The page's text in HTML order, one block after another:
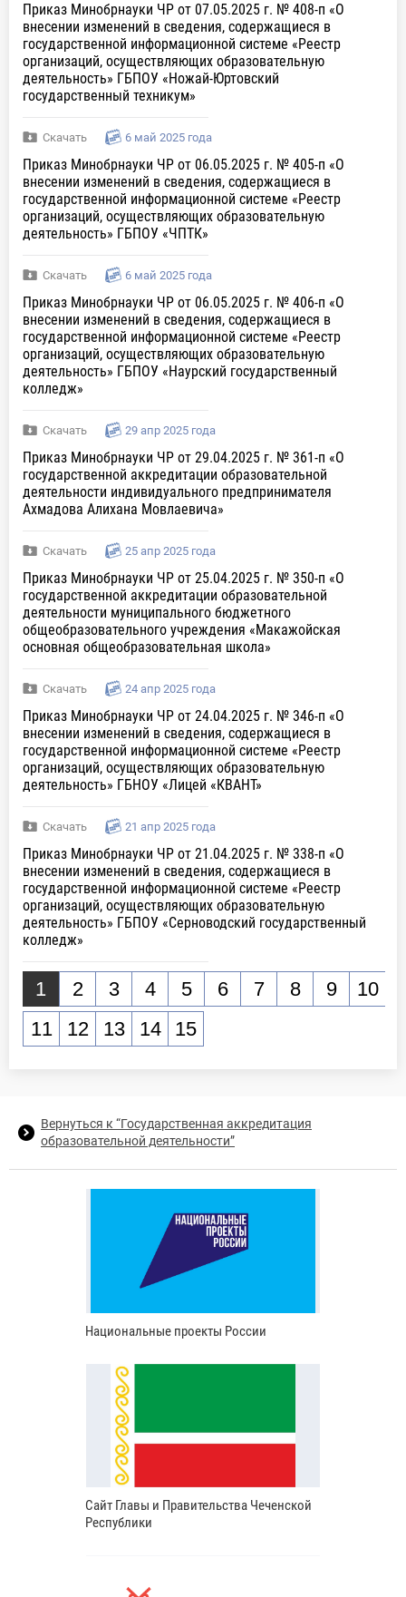
Приказ Минобрнауки ЧР от 07.05.2025 г. № 408-п «О
внесении изменений в сведения, содержащиеся в
государственной информационной системе «Реестр
организаций, осуществляющих образовательную
деятельность» ГБПОУ «Ножай-Юртовский
государственный техникум»
Скачать 6 май 2025 года
Приказ Минобрнауки ЧР от 06.05.2025 г. № 405-п «О
внесении изменений в сведения, содержащиеся в
государственной информационной системе «Реестр
организаций, осуществляющих образовательную
деятельность» ГБПОУ «ЧПТК»
Скачать 6 май 2025 года
Приказ Минобрнауки ЧР от 06.05.2025 г. № 406-п «О
внесении изменений в сведения, содержащиеся в
государственной информационной системе «Реестр
организаций, осуществляющих образовательную
деятельность» ГБПОУ «Наурский государственный
колледж»
Скачать 29 апр 2025 года
Приказ Минобрнауки ЧР от 29.04.2025 г. № 361-п «О
государственной аккредитации образовательной
деятельности индивидуального предпринимателя
Ахмадова Алихана Мовлаевича»
Скачать 25 апр 2025 года
Приказ Минобрнауки ЧР от 25.04.2025 г. № 350-п «О
государственной аккредитации образовательной
деятельности муниципального бюджетного
общеобразовательного учреждения «Макажойская
основная общеобразовательная школа»
Скачать 24 апр 2025 года
Приказ Минобрнауки ЧР от 24.04.2025 г. № 346-п «О
внесении изменений в сведения, содержащиеся в
государственной информационной системе «Реестр
организаций, осуществляющих образовательную
деятельность» ГБНОУ «Лицей «КВАНТ»
Скачать 21 апр 2025 года
Приказ Минобрнауки ЧР от 21.04.2025 г. № 338-п «О
внесении изменений в сведения, содержащиеся в
государственной информационной системе «Реестр
организаций, осуществляющих образовательную
деятельность» ГБПОУ «Серноводский государственный
колледж»
1 2 3 4 5 6 7 8 9
10
11
12 13 14 15
Вернуться к “Государственная аккредитация
образовательной деятельности”
Национальные проекты России
Сайт Главы и Правительства Чеченской
Республики